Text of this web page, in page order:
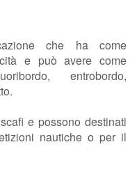
che ha come
e può avere come
entrobordo,
e possono destinati
nautiche o per il